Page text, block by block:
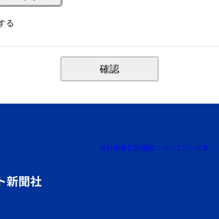
る
確認
会社概要広告掲載について リンク集